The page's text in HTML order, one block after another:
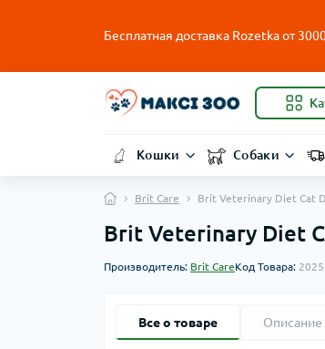
Бесплатная доставка Rozetka от
Кошки Собаки
Brit Care Brit Veterinary Diet Cat
Brit Veterinary Diet
Производитель: Brit CareКод Товара:
Все о товаре Описание